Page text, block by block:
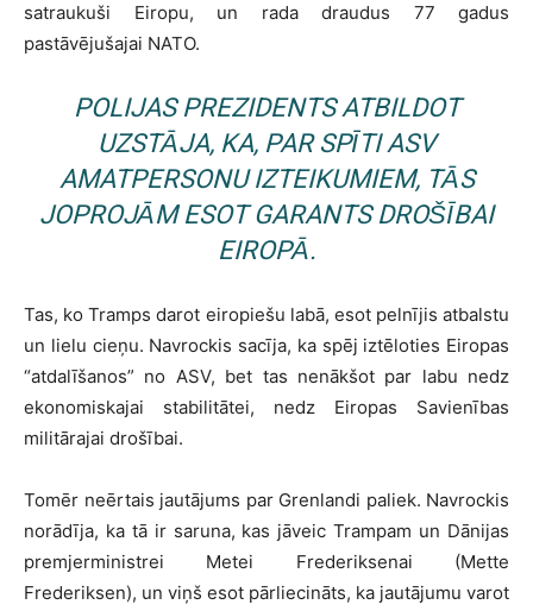
satraukuši Eiropu, un rada draudus 77 gadus
pastāvējušajai NATO.
POLIJAS PREZIDENTS ATBILDOT
UZSTĀJA, KA, PAR SPĪTI ASV
AMATPERSONU IZTEIKUMIEM, TĀS
JOPROJĀM ESOT GARANTS DROŠĪBAI
EIROPĀ.
Tas, ko Tramps darot eiropiešu labā, esot pelnījis atbalstu
un lielu cieņu. Navrockis sacīja, ka spēj iztēloties Eiropas
“atdalīšanos” no ASV, bet tas nenākšot par labu nedz
ekonomiskajai stabilitātei, nedz Eiropas Savienības
militārajai drošībai.
Tomēr neērtais jautājums par Grenlandi paliek. Navrockis
norādīja, ka tā ir saruna, kas jāveic Trampam un Dānijas
premjerministrei Metei Frederiksenai (Mette
Frederiksen), un viņš esot pārliecināts, ka jautājumu varot